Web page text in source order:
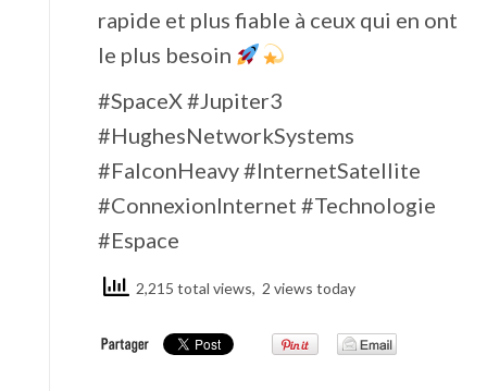
rapide et plus fiable à ceux qui en ont
le plus besoin
#SpaceX #Jupiter3
#HughesNetworkSystems
#FalconHeavy #InternetSatellite
#ConnexionInternet #Technologie
#Espace
2,215 total views, 2 views today